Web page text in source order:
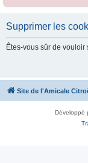
Supprimer les
Êtes-vous sûr de
Site de l'Amicale
Développé